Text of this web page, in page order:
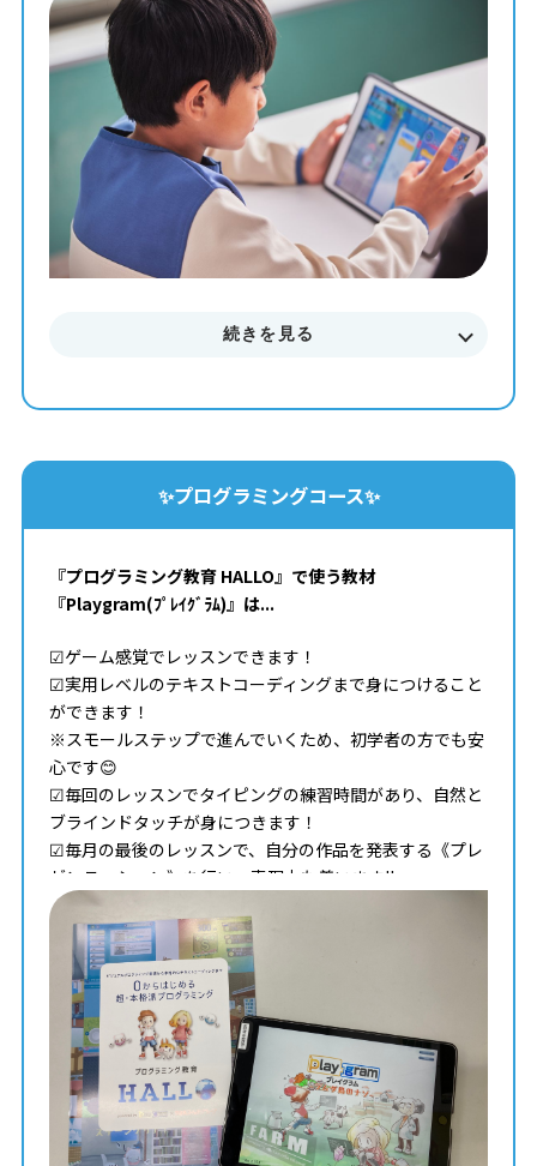
教材を使って、一人ひとりのペースや理解度に合わせた個
別最適化レッスンでプログラミングを学ぶことが出来ま
まずはお気軽に無料体験授業にご参加下さい。
料金やカリキュラムなどに関してもご説明致します。
続きを見る
✨プログラミングコース✨
『プログラミング教育 HALLO』で使う教材
『Playgram(ﾌﾟﾚｲｸﾞﾗﾑ)』は...
☑ゲーム感覚でレッスンできます！
☑実用レベルのテキストコーディングまで身につけること
ができます！
※スモールステップで進んでいくため、初学者の方でも安
心です😊
☑毎回のレッスンでタイピングの練習時間があり、自然と
ブラインドタッチが身につきます！
☑毎月の最後のレッスンで、自分の作品を発表する《プレ
ゼンテーション》を行い、表現力も養います!!
そして...
コンピュータ言語には英語が用いられているため、英語の
スキルと組み合わせ学ぶことで、圧倒的に有利にプログラ
ミングを学習できます!!
➡グローバル化・ＩＴ化が進む現在・未来の社会では、
【プログラミング×英語】が必要不可欠なのです！